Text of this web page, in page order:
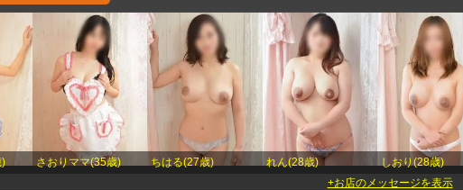
) さおりママ(35歳) ちはる(27歳) れん(28歳) しおり(28歳)